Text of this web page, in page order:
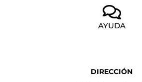
AYUDA
DIRECCIÓN